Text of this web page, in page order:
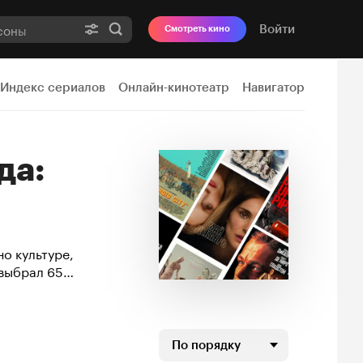
Смотреть кино Войти
Индекс сериалов Онлайн-кинотеатр Навигатор
культуре,
65
«Барби», ни
По порядку